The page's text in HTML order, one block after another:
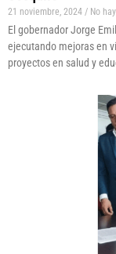
21 noviembre, 2024 No
El gobernador Jorge
ejecutando mejoras en
proyectos en salud y